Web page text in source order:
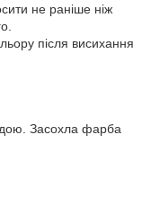
не раніше ніж
після висихання
Засохла фарба